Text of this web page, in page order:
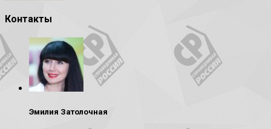
Контакты
Эмилия Затолочная